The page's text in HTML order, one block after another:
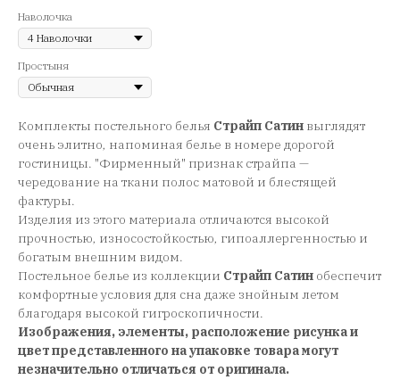
Наволочка
Простыня
Комплекты постельного белья Страйп Сатин выглядят
очень элитно, напоминая белье в номере дорогой
гостиницы. "Фирменный" признак страйпа —
чередование на ткани полос матовой и блестящей
фактуры.
Изделия из этого материала отличаются высокой
прочностью, износостойкостью, гипоаллергенностью и
богатым внешним видом.
Постельное белье из коллекции Страйп Сатин обеспечит
комфортные условия для сна даже знойным летом
благодаря высокой гигроскопичности.
Изображения, элементы, расположение рисунка и
цвет представленного на упаковке товара могут
незначительно отличаться от оригинала.